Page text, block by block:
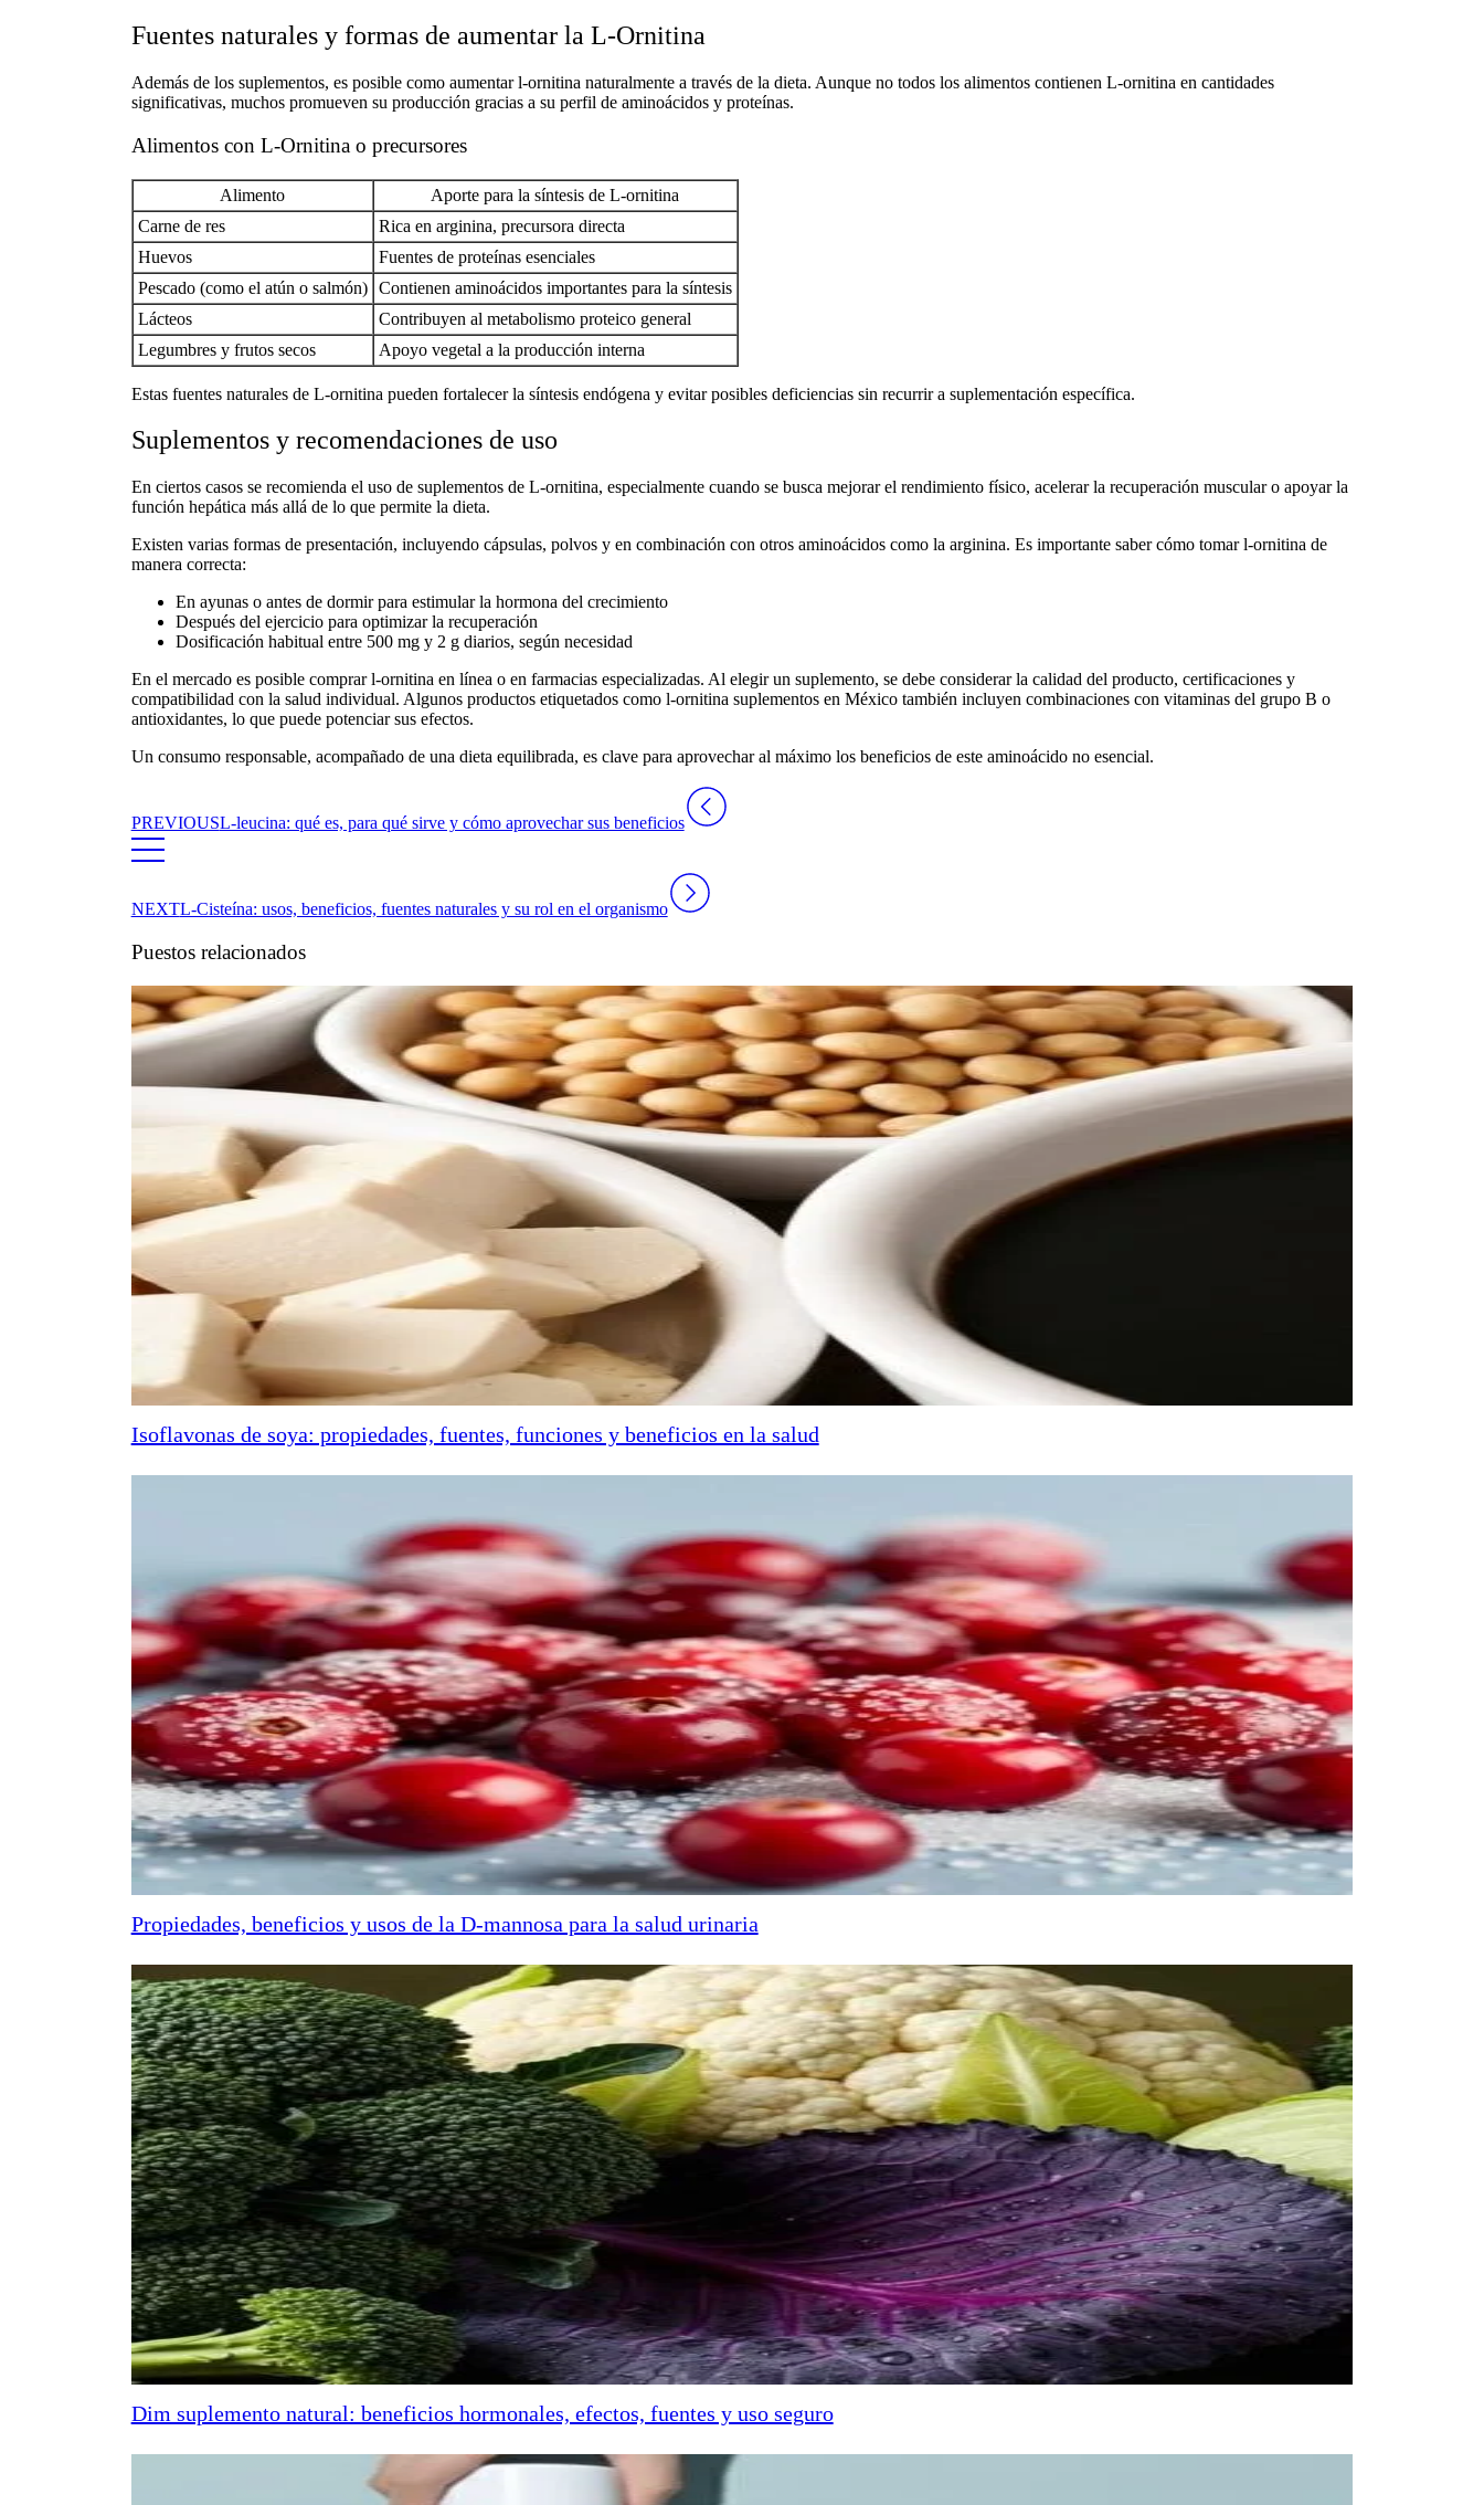
Fuentes naturales y formas de aumentar la L-Ornitina
Además de los suplementos, es posible como aumentar l-ornitina naturalmentea través de la dieta. Aunque no todos los alimentos contienen L-ornitina en cantidades
significativas, muchos promueven su producción gracias a su perfil de aminoácidos y proteínas.
Alimentos con L-Ornitina o precursores
Alimento
Aporte para la síntesis de L-ornitina
Carne de res
Rica en arginina, precursora directa
Huevos
Fuentes de proteínas esenciales
Pescado (como el atún o salmón)
Contienen aminoácidos importantes para la síntesis
Lácteos
Contribuyen al metabolismo proteico general
Legumbres y frutos secos
Apoyo vegetal a la producción interna
Estas fuentes naturales de L-ornitina pueden fortalecer la síntesis endógena y evitar posibles deficiencias sin recurrir a suplementación específica.
Suplementos y recomendaciones de uso
En ciertos casos se recomienda el uso de suplementos de L-ornitina, especialmente cuando se busca mejorar el rendimiento físico, acelerar la recuperación muscular o apoyar la
función hepática más allá de lo que permite la dieta.
Existen varias formas de presentación, incluyendo cápsulas, polvos y en combinación con otros aminoácidos como la arginina. Es importante sabercómo tomar l-ornitina de
manera correcta:
En ayunas o antes de dormir para estimular la hormona del crecimiento
Después del ejercicio para optimizar la recuperación
Dosificación habitual entre 500 mg y 2 g diarios, según necesidad
En el mercado es posible comprar l-ornitina en línea o en farmacias especializadas. Al elegir un suplemento, se debe considerar la calidad del producto, certificaciones y
compatibilidad con la salud individual. Algunos productos etiquetados como l-ornitina suplementos en Méxicotambién incluyen combinaciones con vitaminas del grupo B o
antioxidantes, lo que puede potenciar sus efectos.
Un consumo responsable, acompañado de una dieta equilibrada, es clave para aprovechar al máximo los beneficios de este aminoácido no esencial.
PREVIOUSL-leucina: qué es, para qué sirve y cómo aprovechar sus beneficios
NEXTL-Cisteína: usos, beneficios, fuentes naturales y su rol en el organismo
Puestos relacionados
Isoflavonas de soya: propiedades, fuentes, funciones y beneficios en la salud
Propiedades, beneficios y usos de la D-mannosa para la salud urinaria
Dim suplemento natural: beneficios hormonales, efectos, fuentes y uso seguro